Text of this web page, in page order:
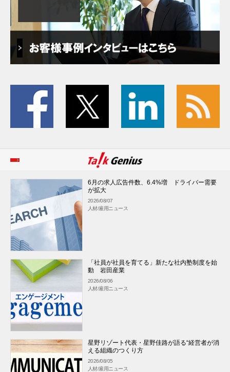
6月の求人広告件数、6.4%増 ドライバー需要
が拡大
2026/08/07
人材/雇用ニュース
「社員が社員を育てる」新たな社内塾制度を始
動 岩田産業
2026/08/06
人材/雇用ニュース
星野リゾート代表・星野佳路が語る“経営者が消
える組織のつくり方
2026/08/05
人材/雇用ニュース